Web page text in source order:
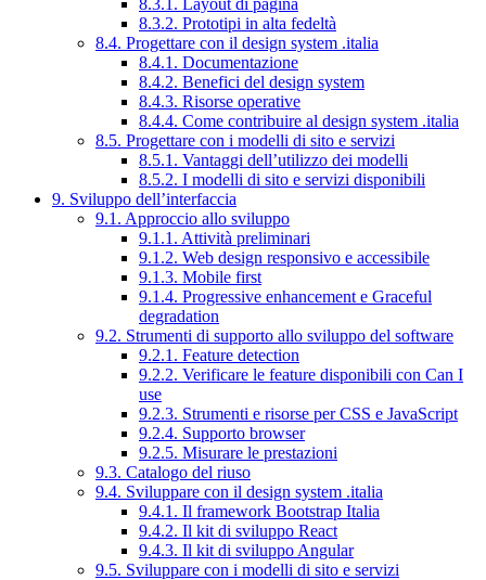
8.3.1. Layout di pagina
8.3.2. Prototipi in alta fedeltà
8.4. Progettare con il design system .italia
8.4.1. Documentazione
8.4.2. Benefici del design system
8.4.3. Risorse operative
8.4.4. Come contribuire al design system .italia
8.5. Progettare con i modelli di sito e servizi
8.5.1. Vantaggi dell’utilizzo dei modelli
8.5.2. I modelli di sito e servizi disponibili
9. Sviluppo dell’interfaccia
9.1. Approccio allo sviluppo
9.1.1. Attività preliminari
9.1.2. Web design responsivo e accessibile
9.1.3. Mobile first
9.1.4. Progressive enhancement e Graceful
degradation
9.2. Strumenti di supporto allo sviluppo del software
9.2.1. Feature detection
9.2.2. Verificare le feature disponibili con Can I
use
9.2.3. Strumenti e risorse per CSS e JavaScript
9.2.4. Supporto browser
9.2.5. Misurare le prestazioni
9.3. Catalogo del riuso
9.4. Sviluppare con il design system .italia
9.4.1. Il framework Bootstrap Italia
9.4.2. Il kit di sviluppo React
9.4.3. Il kit di sviluppo Angular
9.5. Sviluppare con i modelli di sito e servizi